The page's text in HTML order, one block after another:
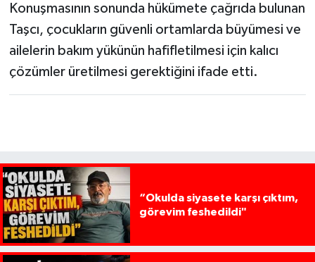
Konuşmasının sonunda hükümete çağrıda bulunan
Taşcı, çocukların güvenli ortamlarda büyümesi ve
ailelerin bakım yükünün hafifletilmesi için kalıcı
çözümler üretilmesi gerektiğini ifade etti.
“Okulda siyasete karşı çıktım,
görevim feshedildi"